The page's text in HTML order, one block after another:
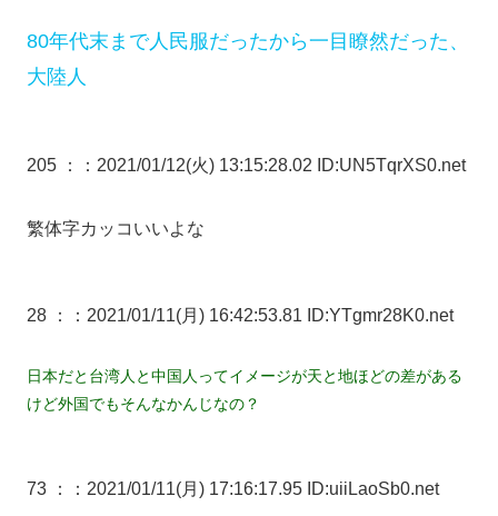
80年代末まで人民服だったから一目瞭然だった、
大陸人
205 ： ：2021/01/12(火) 13:15:28.02 ID:UN5TqrXS0.net
繁体字カッコいいよな
28 ： ：2021/01/11(月) 16:42:53.81 ID:YTgmr28K0.net
日本だと台湾人と中国人ってイメージが天と地ほどの差がある
けど外国でもそんなかんじなの？
73 ： ：2021/01/11(月) 17:16:17.95 ID:uiiLaoSb0.net